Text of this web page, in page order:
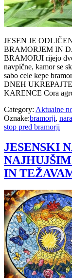
JESEN JE
BRAMORJEM IN
BRAMORJI rijejo
navpične, kamor se
sabo cele kepe
DNEH
KARENCE Cora
Category: Aktualne
Oznake:bramorji,
stop pred bramorji
JESENSKI
IN